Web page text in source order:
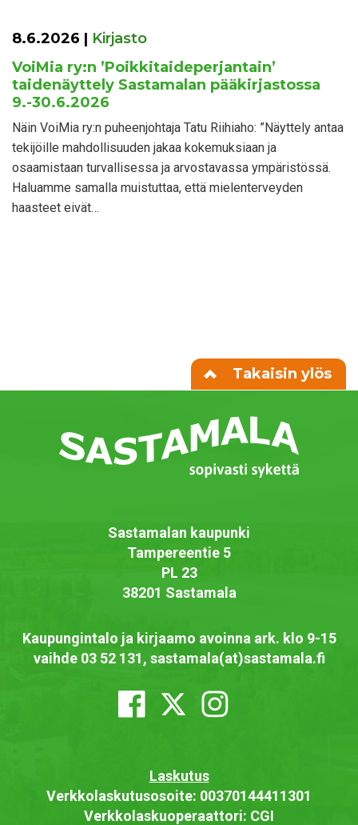
8.6.2026 | Kirjasto
VoiMia ry:n ’Poikkitaideperjantain’
taidenäyttely Sastamalan pääkirjastossa
9.-30.6.2026
Näin VoiMia ry:n puheenjohtaja Tatu Riihiaho: ”Näyttely antaa
tekijöille mahdollisuuden jakaa kokemuksiaan ja
osaamistaan turvallisessa ja arvostavassa ympäristössä.
Haluamme samalla muistuttaa, että mielenterveyden
haasteet eivät…
Takaisin ylös
Sastamalan kaupunki
Tampereentie 5
PL 23
38201 Sastamala
Kaupungintalo ja kirjaamo avoinna ark. klo 9-15
vaihde 03 52 131, sastamala(at)sastamala.fi
Laskutus
Verkkolaskutusosoite: 00370144411301
Verkkolaskuoperaattori: CGI